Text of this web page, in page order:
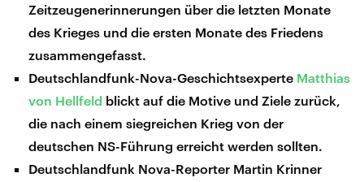
Zeitzeugenerinnerungen über die letzten Monate
des Krieges und die ersten Monate des Friedens
zusammengefasst.
Deutschlandfunk-Nova-Geschichtsexperte Matthias
von Hellfeld blickt auf die Motive und Ziele zurück,
die nach einem siegreichen Krieg von der
deutschen NS-Führung erreicht werden sollten.
Deutschlandfunk Nova-Reporter Martin Krinner